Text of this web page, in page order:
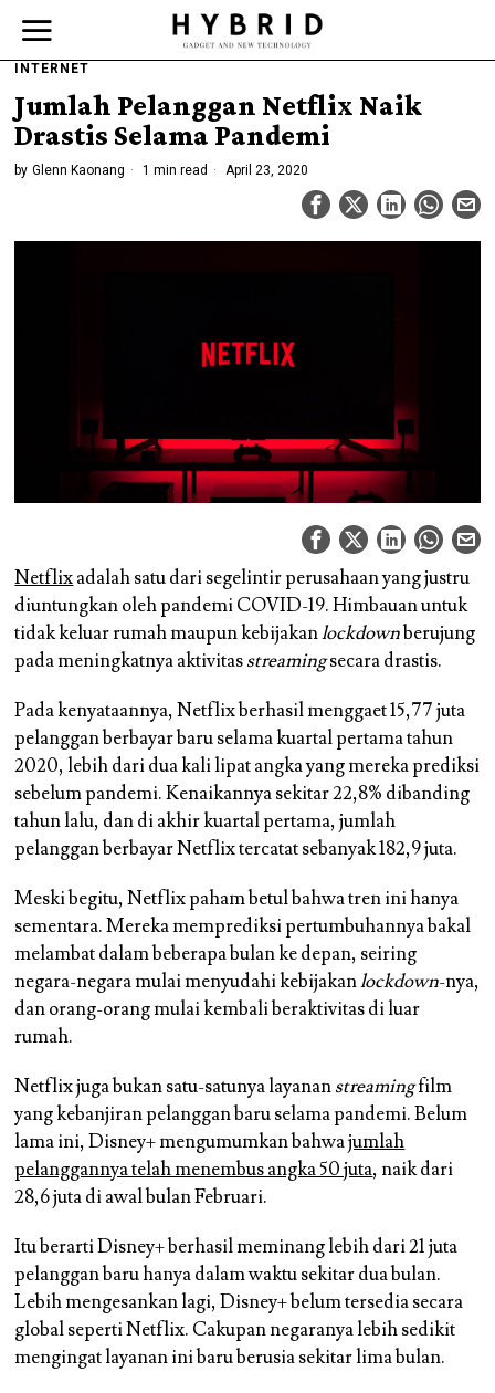
INTERNET
Jumlah Pelanggan Netflix Naik
Drastis Selama Pandemi
by Glenn Kaonang 1 min read April 23, 2020
Netflixadalah satu dari segelintir perusahaan yang justru
diuntungkan oleh pandemi COVID-19. Himbauan untuk
tidak keluar rumah maupun kebijakanlockdownberujung
pada meningkatnya aktivitasstreamingsecara drastis.
Pada kenyataannya, Netflix berhasil menggaet 15,77 juta
pelanggan berbayar baru selama kuartal pertama tahun
2020, lebih dari dua kali lipat angka yang mereka prediksi
sebelum pandemi. Kenaikannya sekitar 22,8% dibanding
tahun lalu, dan di akhir kuartal pertama, jumlah
pelanggan berbayar Netflix tercatat sebanyak 182,9 juta.
Meski begitu, Netflix paham betul bahwa tren ini hanya
sementara. Mereka memprediksi pertumbuhannya bakal
melambat dalam beberapa bulan ke depan, seiring
negara-negara mulai menyudahi kebijakanlockdown-nya,
dan orang-orang mulai kembali beraktivitas di luar
rumah.
Netflix juga bukan satu-satunya layananstreamingfilm
yang kebanjiran pelanggan baru selama pandemi. Belum
lama ini, Disney+ mengumumkan bahwajumlah
pelanggannya telah menembus angka 50 juta, naik dari
28,6 juta di awal bulan Februari.
Itu berarti Disney+ berhasil meminang lebih dari 21 juta
pelanggan baru hanya dalam waktu sekitar dua bulan.
Lebih mengesankan lagi, Disney+ belum tersedia secara
global seperti Netflix. Cakupan negaranya lebih sedikit
mengingat layanan ini baru berusia sekitar lima bulan.